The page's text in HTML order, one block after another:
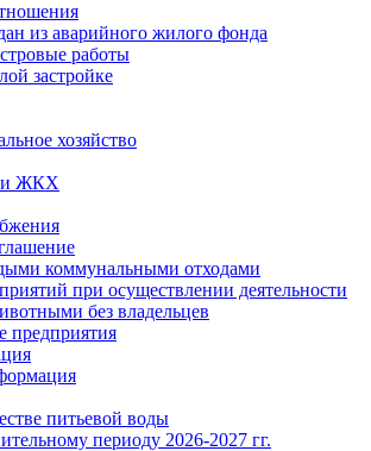
из аварийного жилого фонда
работы
застройке
хозяйство
ЖКХ
коммунальными отходами
при осуществлении деятельности
без владельцев
предприятия
питьевой воды
периоду 2026-2027 гг.